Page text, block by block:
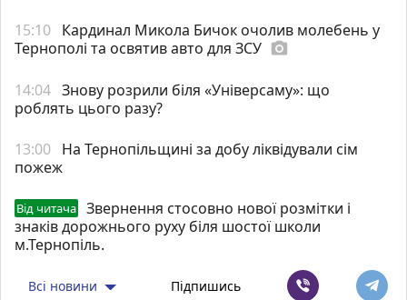
15:10 Кардинал Микола Бичок очолив молебень у
Тернополі та освятив авто для ЗСУ photo_camera
14:04 Знову розрили біля «Універсаму»: що
роблять цього разу?
13:00 На Тернопільщині за добу ліквідували сім
пожеж
Від читача
Звернення стосовно нової розмітки і
знаків дорожнього руху біля шостої школи
м.Тернопіль.
Всі новини Підпишись